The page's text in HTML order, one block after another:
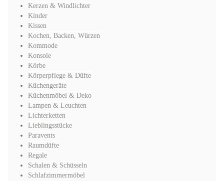
Kerzen & Windlichter
Kinder
Kissen
Kochen, Backen, Würzen
Kommode
Konsole
Körbe
Körperpflege & Düfte
Küchengeräte
Küchenmöbel & Deko
Lampen & Leuchten
Lichterketten
Lieblingsstücke
Paravents
Raumdüfte
Regale
Schalen & Schüsseln
Schlafzimmermöbel